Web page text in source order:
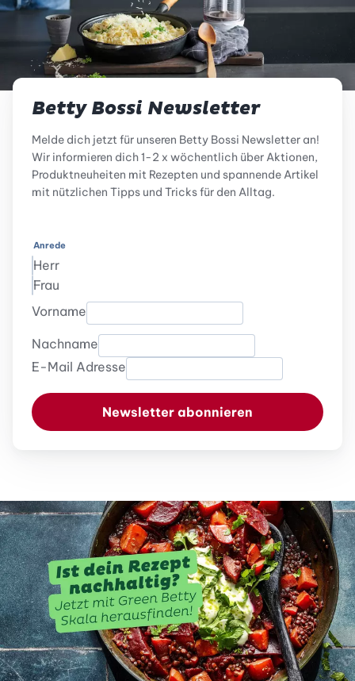
Betty Bossi Newsletter
Melde dich jetzt für unseren Betty Bossi Newsletter an!
Wir informieren dich 1-2 x wöchentlich über Aktionen,
Produktneuheiten mit Rezepten und spannende Artikel
mit nützlichen Tipps und Tricks für den Alltag.
Anrede
Herr
Frau
Vorname
Nachname
E-Mail Adresse
Newsletter abonnieren